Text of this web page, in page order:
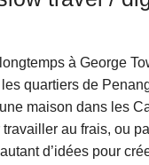
à George
quartiers de
maison dans les
au frais, ou
d’idées pour